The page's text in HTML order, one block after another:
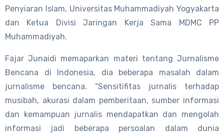
Penyiaran Islam, Universitas Muhammadiyah Yogyakarta
dan Ketua Divisi Jaringan Kerja Sama MDMC PP
Muhammadiyah.
Fajar Junaidi memaparkan materi tentang Jurnalisme
Bencana di Indonesia, dia beberapa masalah dalam
jurnalisme bencana. “Sensitifitas jurnalis terhadap
musibah, akurasi dalam pemberitaan, sumber informasi
dan kemampuan jurnalis mendapatkan dan mengolah
informasi jadi beberapa persoalan dalam dunia